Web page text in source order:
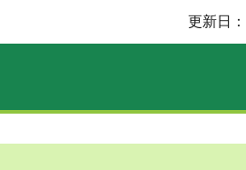
更新日